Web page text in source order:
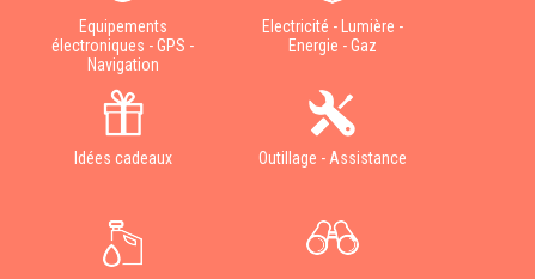
Equipements
électroniques - GPS -
Navigation
Electricité - Lumière -
Energie - Gaz
Idées cadeaux Outillage - Assistance